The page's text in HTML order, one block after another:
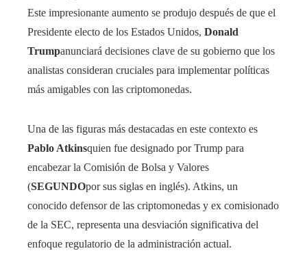
Este impresionante aumento se produjo después de que el
Presidente electo de los Estados Unidos, Donald
Trumpanunciará decisiones clave de su gobierno que los
analistas consideran cruciales para implementar políticas
más amigables con las criptomonedas.
Una de las figuras más destacadas en este contexto es
Pablo Atkinsquien fue designado por Trump para
encabezar la Comisión de Bolsa y Valores
(SEGUNDOpor sus siglas en inglés). Atkins, un
conocido defensor de las criptomonedas y ex comisionado
de la SEC, representa una desviación significativa del
enfoque regulatorio de la administración actual.